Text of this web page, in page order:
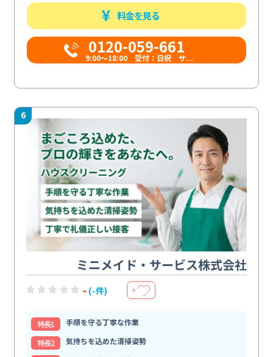
料金を見る
0120-059-661
9:00〜18:00 受付：日祝 サ...
6
ミニメイド・サービス株式会社
- (-件) ＋
特⻑1
手順を守る丁寧な作業
特⻑2
気持ちを込めた清掃姿勢